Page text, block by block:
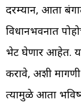
दरम्यान, आता
विधानभवनात
भेट घेणार आहेत. या
करावे, अशी
त्यामुळे आता